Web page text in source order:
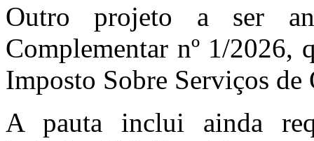
Outro projeto a ser
Complementar nº 1/2026,
Imposto Sobre Serviços
A pauta inclui ainda